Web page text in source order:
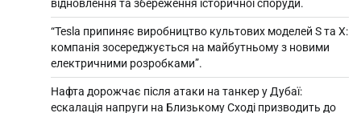
відновлення та збереження історичної споруди.
“Tesla припиняє виробництво культових моделей S та X:
компанія зосереджується на майбутньому з новими
електричними розробками”.
Нафта дорожчає після атаки на танкер у Дубаї:
ескалація напруги на Близькому Сході призводить до